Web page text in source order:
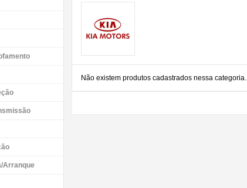
Arranque
Não existem produtos cadastrados nessa categoria.